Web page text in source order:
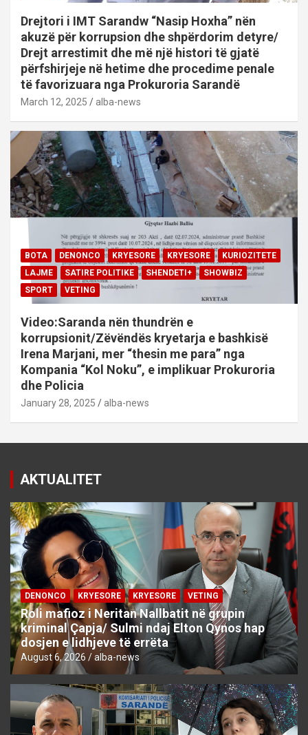
Drejtori i IMT Sarandw “Nasip Hoxha” nën
akuzë për korrupsion dhe shpërdorim detyre/
Drejt arrestimit dhe më një histori të gjatë
përfshirjeje në hetime dhe procedime penale
të favorizuara nga Prokuroria Sarandë
March 12, 2025 alba-news
BOTA DENONCO KRYESORE KRYESORE
KURIOZITETE
LAJME
SATIRE POLITIKE SHENDETI+
SHOWBIZ
SPORT
VETING
Video:Saranda nën thundrën e
korrupsionit/Zëvëndës kryetarja e bashkisë
Irena Marjani, mer “thesin me para” nga
Kompania “Kol Noku”, e implikuar Prokuroria
dhe Policia
January 28, 2025 alba-news
AKTUALITET
DENONCO KRYESORE KRYESORE VETING
Roli mafioz i Neritan Nallbatit në grupin
kriminal Çapja/ Sulmi ndaj Elton Qynos hap
dosjen e lidhjeve të errëta
August 6, 2026 alba-news